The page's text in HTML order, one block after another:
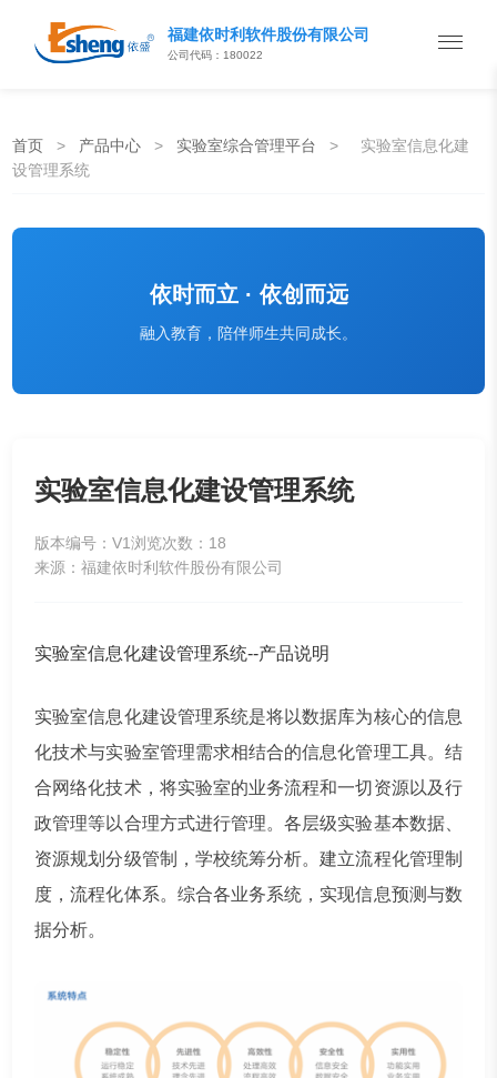
福建依时利软件股份有限公司
公司代码：180022
首页 > 产品中心 > 实验室综合管理平台 >
实验室信息化建
设管理系统
依时而立 · 依创而远
融入教育，陪伴师生共同成长。
实验室信息化建设管理系统
版本编号：V1浏览次数：18
来源：福建依时利软件股份有限公司
实验室信息化建设管理系统--产品说明
实验室信息化建设管理系统是将以数据库为核心的信息
化技术与实验室管理需求相结合的信息化管理工具。结
合网络化技术，将实验室的业务流程和一切资源以及行
政管理等以合理方式进行管理。各层级实验基本数据、
资源规划分级管制，学校统筹分析。建立流程化管理制
度，流程化体系。综合各业务系统，实现信息预测与数
据分析。